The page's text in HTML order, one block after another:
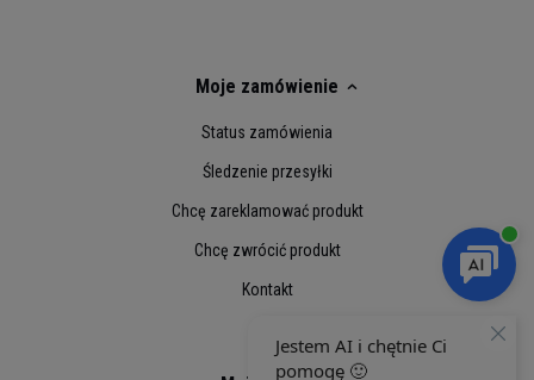
Moje zamówienie
Status zamówienia
Śledzenie przesyłki
Chcę zareklamować produkt
Chcę zwrócić produkt
Kontakt